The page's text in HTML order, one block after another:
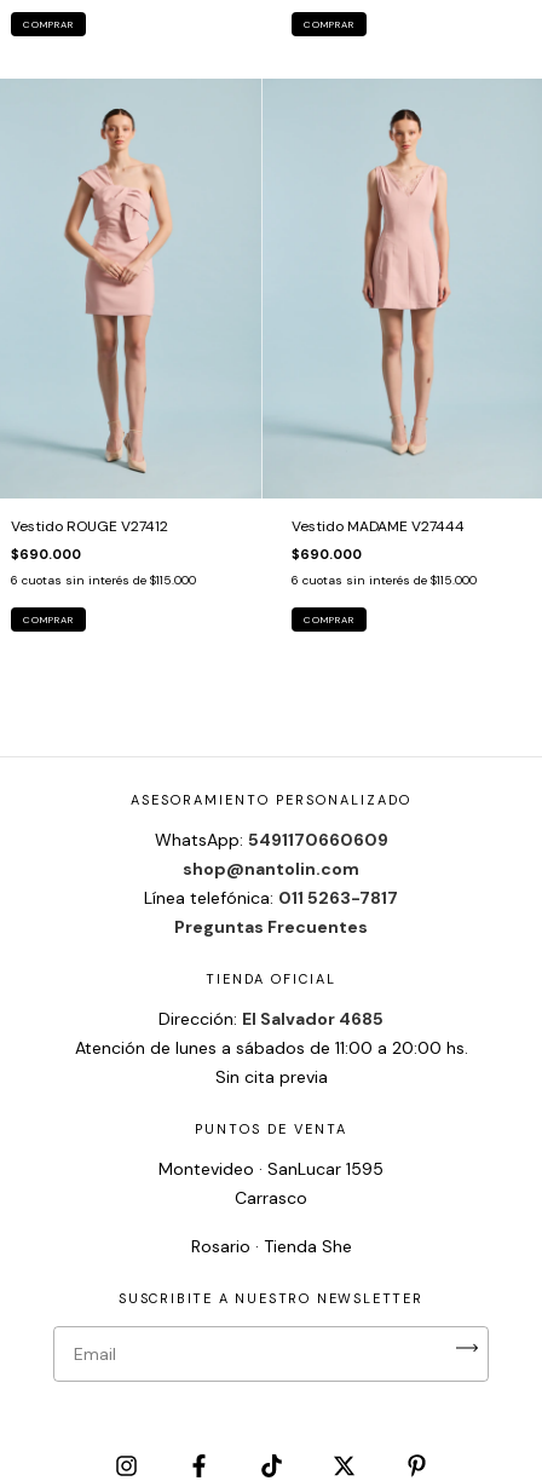
COMPRAR COMPRAR
Vestido ROUGE V27412
$690.000
6 cuotas sin interés de $115.000
COMPRAR
Vestido MADAME V27444
$690.000
6 cuotas sin interés de $115.000
COMPRAR
ASESORAMIENTO PERSONALIZADO
WhatsApp: 5491170660609
shop@nantolin.com
Línea telefónica: 011 5263-7817
Preguntas Frecuentes
TIENDA OFICIAL
Dirección: El Salvador 4685
Atención de lunes a sábados de 11:00 a 20:00 hs.
Sin cita previa
PUNTOS DE VENTA
Montevideo · SanLucar 1595
Carrasco
Rosario · Tienda She
SUSCRIBITE A NUESTRO NEWSLETTER